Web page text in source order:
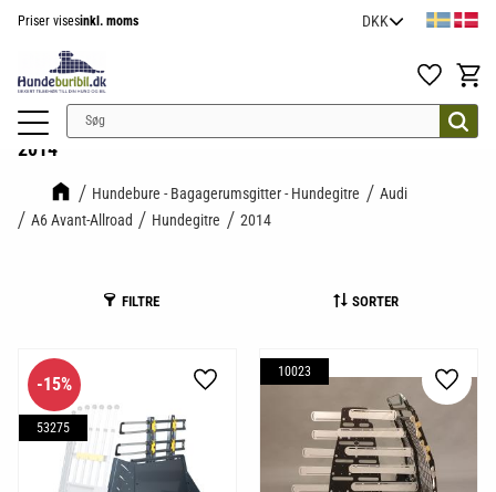
Priser visesinkl. moms
Favoritter
2014
Hundebure - Bagagerumsgitter - Hundegitre
Audi
A6 Avant-Allroad
Hundegitre 2014
FILTRE SORTER
15%
53275
Gem som favorit
10023
Gem